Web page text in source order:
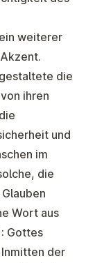
weiterer
die
ihren
und
im
die
Wort aus
Gottes
der